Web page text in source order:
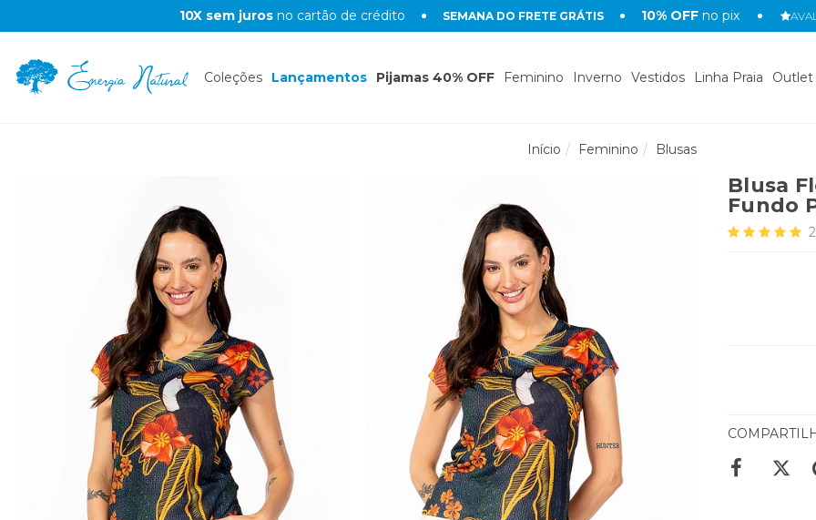
10X sem jurosno cartão de crédito SEMANA DO FRETE GRÁTIS 10% OFF no pix
Coleções Lançamentos Pijamas 40% OFF Feminino Inverno Vestidos Linha Praia Outlet
Início Feminino Blusas
Blusa
Fundo